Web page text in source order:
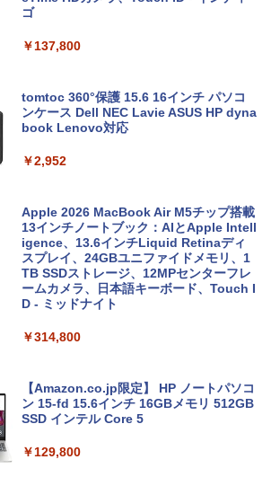
ゴ
￥137,800
tomtoc 360°保護 15.6 16インチ パソコ
ンケース Dell NEC Lavie ASUS HP dyna
book Lenovo対応
￥2,952
Apple 2026 MacBook Air M5チップ搭載
13インチノートブック：AIとApple Intell
igence、13.6インチLiquid Retinaディ
スプレイ、24GBユニファイドメモリ、1
TB SSDストレージ、12MPセンターフレ
ームカメラ、日本語キーボード、Touch I
D - ミッドナイト
￥314,800
【Amazon.co.jp限定】 HP ノートパソコ
ン 15-fd 15.6インチ 16GBメモリ 512GB
SSD インテル Core 5
￥129,800